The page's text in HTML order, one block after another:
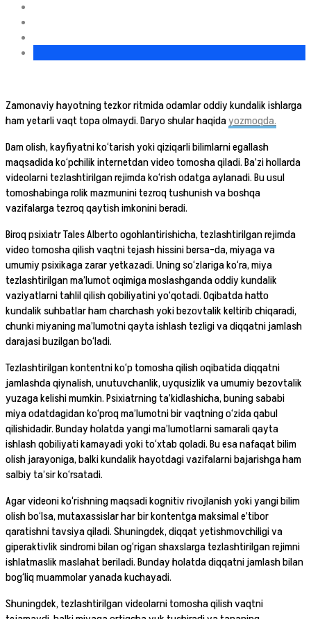
Zamonaviy hayotning tezkor ritmida odamlar oddiy kundalik ishlarga
ham yetarli vaqt topa olmaydi. Daryo shular haqidayozmoqda.
Dam olish, kayfiyatni ko‘tarish yoki qiziqarli bilimlarni egallash
maqsadida ko‘pchilik internetdan video tomosha qiladi. Ba’zi hollarda
videolarni tezlashtirilgan rejimda ko‘rish odatga aylanadi. Bu usul
tomoshabinga rolik mazmunini tezroq tushunish va boshqa
vazifalarga tezroq qaytish imkonini beradi.
Biroq psixiatr Tales Alberto ogohlantirishicha, tezlashtirilgan rejimda
video tomosha qilish vaqtni tejash hissini bersa-da, miyaga va
umumiy psixikaga zarar yetkazadi. Uning so‘zlariga ko‘ra, miya
tezlashtirilgan ma’lumot oqimiga moslashganda oddiy kundalik
vaziyatlarni tahlil qilish qobiliyatini yo‘qotadi. Oqibatda hatto
kundalik suhbatlar ham charchash yoki bezovtalik keltirib chiqaradi,
chunki miyaning ma’lumotni qayta ishlash tezligi va diqqatni jamlash
darajasi buzilgan bo‘ladi.
Tezlashtirilgan kontentni ko‘p tomosha qilish oqibatida diqqatni
jamlashda qiynalish, unutuvchanlik, uyqusizlik va umumiy bezovtalik
yuzaga kelishi mumkin. Psixiatrning ta’kidlashicha, buning sababi
miya odatdagidan ko‘proq ma’lumotni bir vaqtning o‘zida qabul
qilishidadir. Bunday holatda yangi ma’lumotlarni samarali qayta
ishlash qobiliyati kamayadi yoki to‘xtab qoladi. Bu esa nafaqat bilim
olish jarayoniga, balki kundalik hayotdagi vazifalarni bajarishga ham
salbiy ta’sir ko‘rsatadi.
Agar videoni ko‘rishning maqsadi kognitiv rivojlanish yoki yangi bilim
olish bo‘lsa, mutaxassislar har bir kontentga maksimal e’tibor
qaratishni tavsiya qiladi. Shuningdek, diqqat yetishmovchiligi va
giperaktivlik sindromi bilan og‘rigan shaxslarga tezlashtirilgan rejimni
ishlatmaslik maslahat beriladi. Bunday holatda diqqatni jamlash bilan
bog‘liq muammolar yanada kuchayadi.
Shuningdek, tezlashtirilgan videolarni tomosha qilish vaqtni